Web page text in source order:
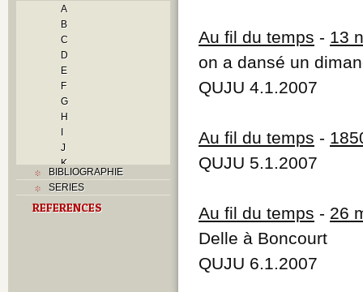
A
B
C
D
E
F
G
H
I
J
K
L
M
BIBLIOGRAPHIE
SERIES
REFERENCES
Au fil du temps - 13
on a dansé un
QUJU 4.1.2007
Au fil du temps -
QUJU 5.1.2007
Au fil du temps - 26
Delle à Boncourt
QUJU 6.1.2007